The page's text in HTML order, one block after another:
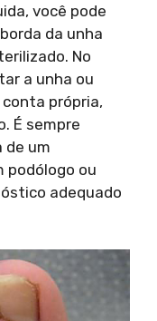
você pode
da unha
No
a unha ou
própria,
É sempre
de um
podólogo ou
adequado